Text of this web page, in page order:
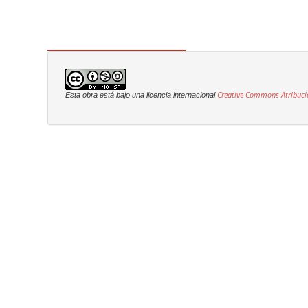
Esta obra está bajo una licencia internacional Creative Commons